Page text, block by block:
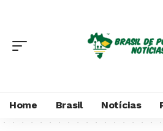
Home Brasil Notícias